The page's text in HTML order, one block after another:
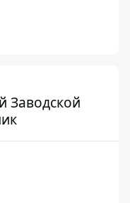
Заводской